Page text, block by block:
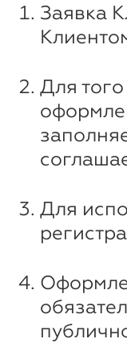
Заявка
Для
Для